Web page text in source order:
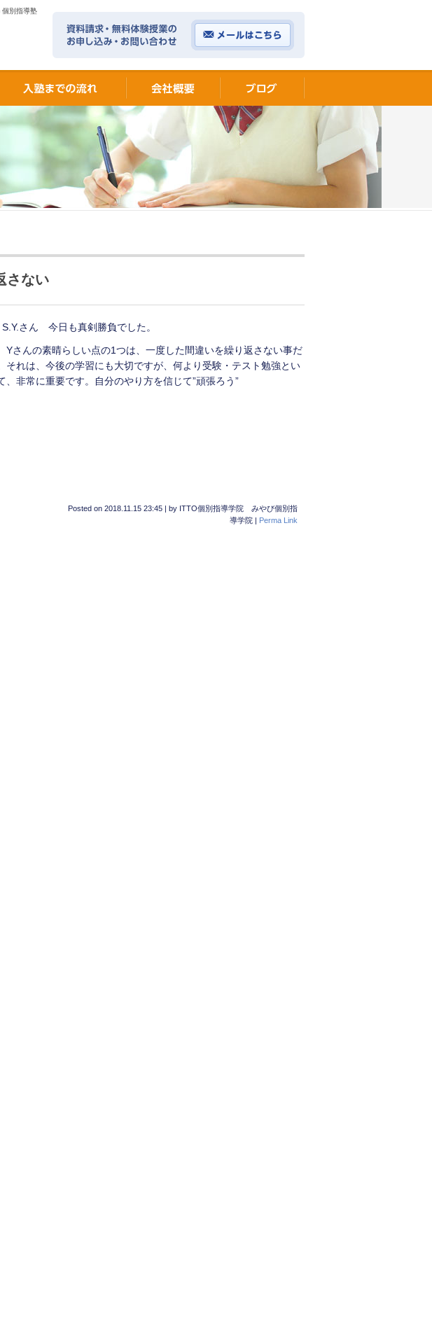
個別指導塾
さない
さん 今日も真剣勝負でした。
Yさんの素晴らしい点の1つは、一度した間違いを繰り返さない事だ
それは、今後の学習にも大切ですが、何より受験・テスト勉強とい
、非常に重要です。自分のやり方を信じて”頑張ろう”
Posted on 2018.11.15 23:45 | by ITTO個別指導学院 みやび個別指
導学院 | Perma Link